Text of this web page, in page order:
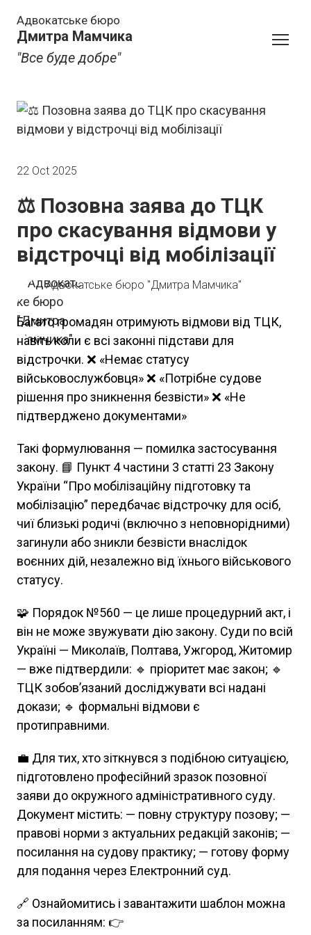
Адвокатське бюро
Дмитра Мамчика
"Все буде добре"
22 Oct 2025
⚖️ Позовна заява до ТЦК
про скасування відмови у
відстрочці від мобілізації
Адвокатське бюро "Дмитра Мамчика"
Багато громадян отримують відмови від ТЦК,
навіть коли є всі законні підстави для
відстрочки. ❌ «Немає статусу
військовослужбовця» ❌ «Потрібне судове
рішення про зникнення безвісти» ❌ «Не
підтверджено документами»
Такі формулювання — помилка застосування
закону. 📘 Пункт 4 частини 3 статті 23 Закону
України “Про мобілізаційну підготовку та
мобілізацію” передбачає відстрочку для осіб,
чиї близькі родичі (включно з неповнорідними)
загинули або зникли безвісти внаслідок
воєнних дій, незалежно від їхнього військового
статусу.
🧩 Порядок №560 — це лише процедурний акт, і
він не може звужувати дію закону. Суди по всій
Україні — Миколаїв, Полтава, Ужгород, Житомир
— вже підтвердили: 🔹 пріоритет має закон; 🔹
ТЦК зобов’язаний досліджувати всі надані
докази; 🔹 формальні відмови є
протиправними.
💼 Для тих, хто зіткнувся з подібною ситуацією,
підготовлено професійний зразок позовної
заяви до окружного адміністративного суду.
Документ містить: — повну структуру позову; —
правові норми з актуальних редакцій законів; —
посилання на судову практику; — готову форму
для подання через Електронний суд.
🔗 Ознайомитись і завантажити шаблон можна
за посиланням: 👉